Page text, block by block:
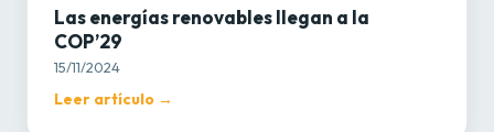
Las energías renovables llegan a la
COP’29
15/11/2024
Leer artículo →